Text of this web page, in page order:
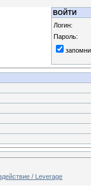
ВОЙТИ
Логин:
Пароль:
/ Leverage